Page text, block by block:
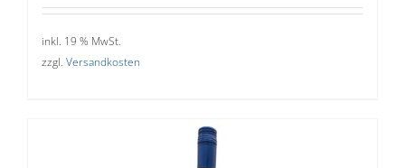
inkl. 19 % MwSt.
zzgl. Versandkosten